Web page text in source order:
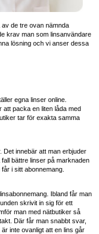
de tre ovan nämnda
krav man som linsanvändare
lösning och vi anser dessa
egna linser online.
att packa en liten låda med
tar för exakta samma
Det innebär att man erbjuder
bättre linser på marknaden
i sitt abonnemang.
Ibland får man
skrivit in sig för ett
man med nätbutiker så
Där får man snabbt svar,
inte ovanligt att en lins går